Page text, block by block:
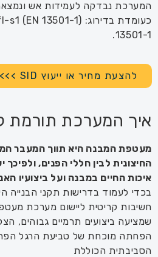
המערכת נבדקה לעמידות אש
13501-1.
להצעת מחיר או ייעוץ SID >>>
איך המערכת תורמת
מעטפת המבנה היא תווך המעבר
החיצונית לבין חללי הפנים,
איכות החיים במבנה ועל ביצועיו
בכדי לעמוד בדרישות תקני הבנייה
חשיבות קריטית ליישום מערכת
שמציעה ביצועים תרמיים גבוהים,
הפחתה מוכחת של טביעת הרגל
הסביבתית הכוללת